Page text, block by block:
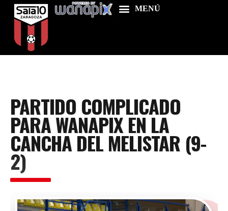
Food & Drink
Features
News
PARTIDO COMPLICADO
PARA WANAPIX EN LA
CANCHA DEL MELISTAR (9-
2)